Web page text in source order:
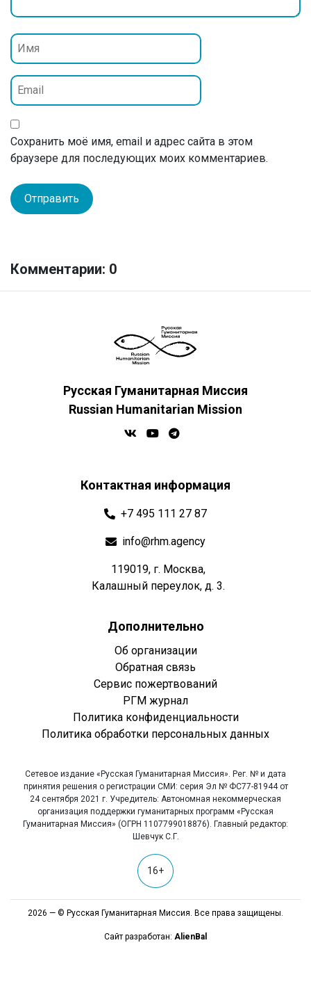
Сохранить моё имя, email и адрес сайта в этом
браузере для последующих моих комментариев.
Комментарии: 0
Русская Гуманитарная Миссия
Russian Humanitarian Mission
Контактная информация
+7 495 111 27 87
info@rhm.agency
119019, г. Москва,
Калашный переулок, д. 3.
Дополнительно
Об организации
Обратная связь
Сервис пожертвований
РГМ журнал
Политика конфиденциальности
Политика обработки персональных данных
Сетевое издание «Русская Гуманитарная Миссия». Рег. № и дата
принятия решения о регистрации СМИ: серия Эл № ФС77-81944 от
24 сентября 2021 г. Учредитель: Автономная некоммерческая
организация поддержки гуманитарных программ «Русская
Гуманитарная Миссия» (ОГРН 1107799018876). Главный редактор:
Шевчук С.Г.
16+
2026 — © Русская Гуманитарная Миссия. Все права защищены.
Сайт разработан: AlienBal